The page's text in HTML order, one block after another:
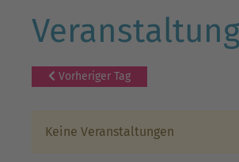
Vorheriger Tag
Keine Veranstaltungen